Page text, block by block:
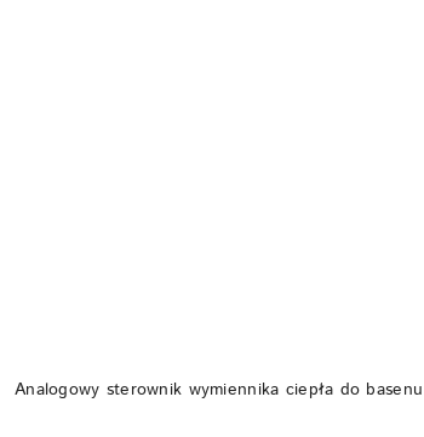
Analogowy sterownik wymiennika ciepła do